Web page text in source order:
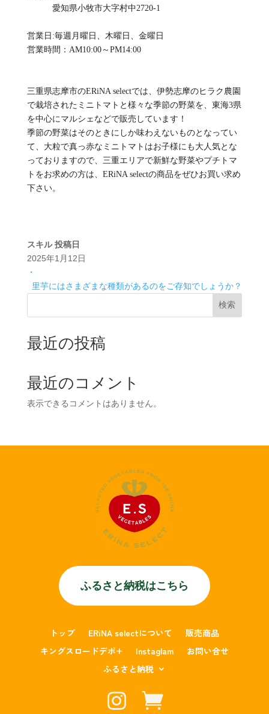
愛知県小牧市大字村中2720-1
営業日:毎週月曜日、木曜日、金曜日
営業時間：AM10:00～PM14:00
三重県志摩市のERiNA selectでは、伊勢志摩のヒラク農園
で栽培されたミニトマトと様々な季節の野菜を、東海3県
を中心にマルシェなどで販売しています！
季節の野菜はそのときにしか味わえないものとなってい
て、大粒で真っ赤なミニトマトはお子様にも大人気とな
っておりますので、三重エリアで新鮮な野菜やプチトマ
トをお求めの方は、ERiNA selectの商品をぜひお買い求め
下さい。
スキル 投稿日
2025年1月12日
・
里芋にはさまざまな種類があるのをご存知でしょうか？
検索
最近の投稿
最近のコメント
表示できるコメントはありません。
ふるさと納税はこちら
トップ ERiNA selectについて
販売商品
キングスロードデポ+
Instaglam
お問い合せ
ふるさと納税
 